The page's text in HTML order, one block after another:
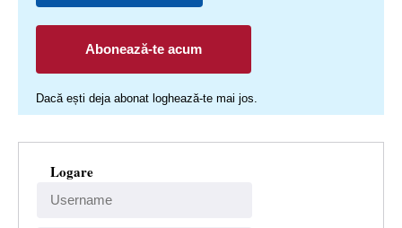
Abonează-te acum
Dacă ești deja abonat loghează-te mai jos.
Logare